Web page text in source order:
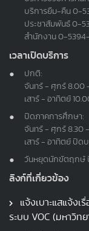
บริการยืม-คืน 0-
ประชาสัมพันธ์ 0-
สำนักงาน 0-
เวลาเปิดบริการ
ปกติ:
จันทร์ - ศุกร์ 8.00
เสาร์ - อาทิตย์
ปิดภาคการศึกษา:
จันทร์ - ศุกร์ 8.30 -
เสาร์ - อาทิตย์ ปิด
วันหยุดนักขัตฤกษ์
ลิงก์ที่เกี่ยวข้อง
แจ้งเบาะแสแจ้ง
ระบบ VOC (มหาวิท